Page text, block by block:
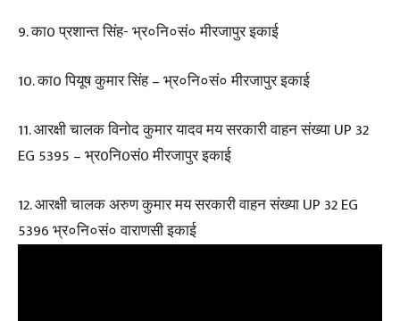
9. का0 प्रशान्त सिंह- भ्र०नि०सं० मीरजापुर इकाई
10. का0 पियूष कुमार सिंह – भ्र०नि०सं० मीरजापुर इकाई
11. आरक्षी चालक विनोद कुमार यादव मय सरकारी वाहन संख्या UP 32
EG 5395 – भ्र0नि0सं0 मीरजापुर इकाई
12. आरक्षी चालक अरुण कुमार मय सरकारी वाहन संख्या UP 32 EG
5396 भ्र०नि०सं० वाराणसी इकाई